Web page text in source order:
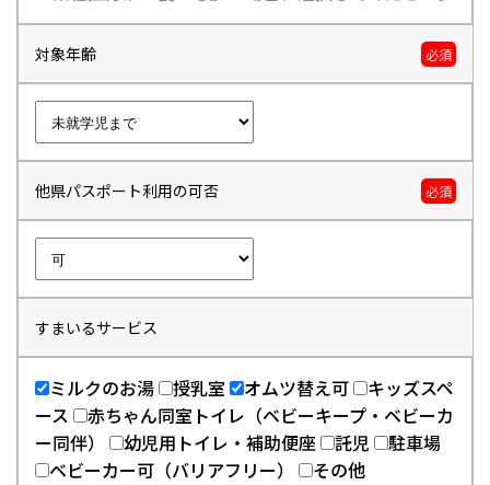
対象年齢 必須
他県パスポート利用の可否 必須
すまいるサービス
ミルクのお湯 授乳室 オムツ替え可
キッズスペ
ース
赤ちゃん同室トイレ（ベビーキープ・ベビーカ
ー同伴）
幼児用トイレ・補助便座 託児
駐車場
ベビーカー可（バリアフリー）
その他